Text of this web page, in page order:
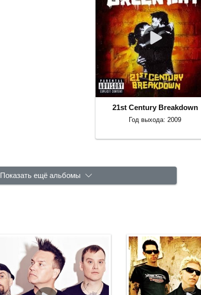
21st Century Breakdown
Год выхода: 2009
Показать ещё альбомы